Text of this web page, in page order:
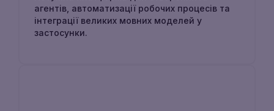
агентів, автоматизації робочих процесів та
інтеграції великих мовних моделей у
застосунки.